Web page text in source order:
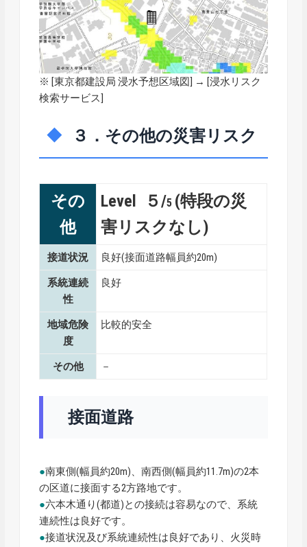
※ [東京都建設局 浸水予想区域図] → [浸水リスク
検索サービス]
３．その他の災害リスク
その
他
Level ５/5 (特段の災
害リスクなし)
接道状況 良好(接面道路幅員約20m)
系統連続
性
良好
地域危険
度
比較的安全
その他 －
接面道路
●南東側(幅員約20m)、南西側(幅員約11.7m)の2本
の区道に接面する2方路地です。
●六本木通り(都道)との接続は容易なので、系統
連続性は良好です。
●接道状況及び系統連続性は良好であり、火災時